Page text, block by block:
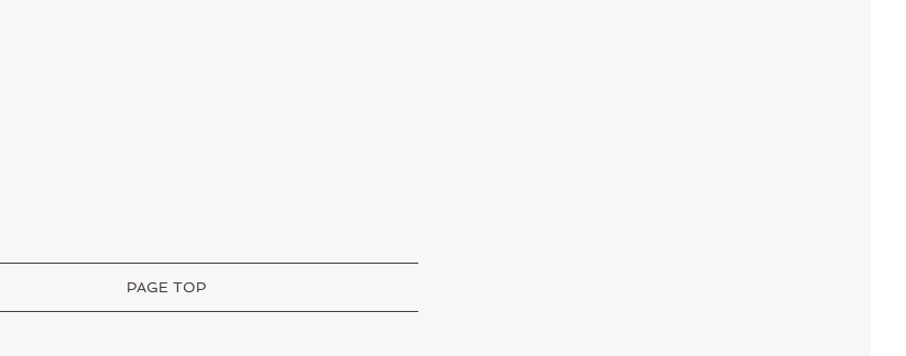
PAGE TOP